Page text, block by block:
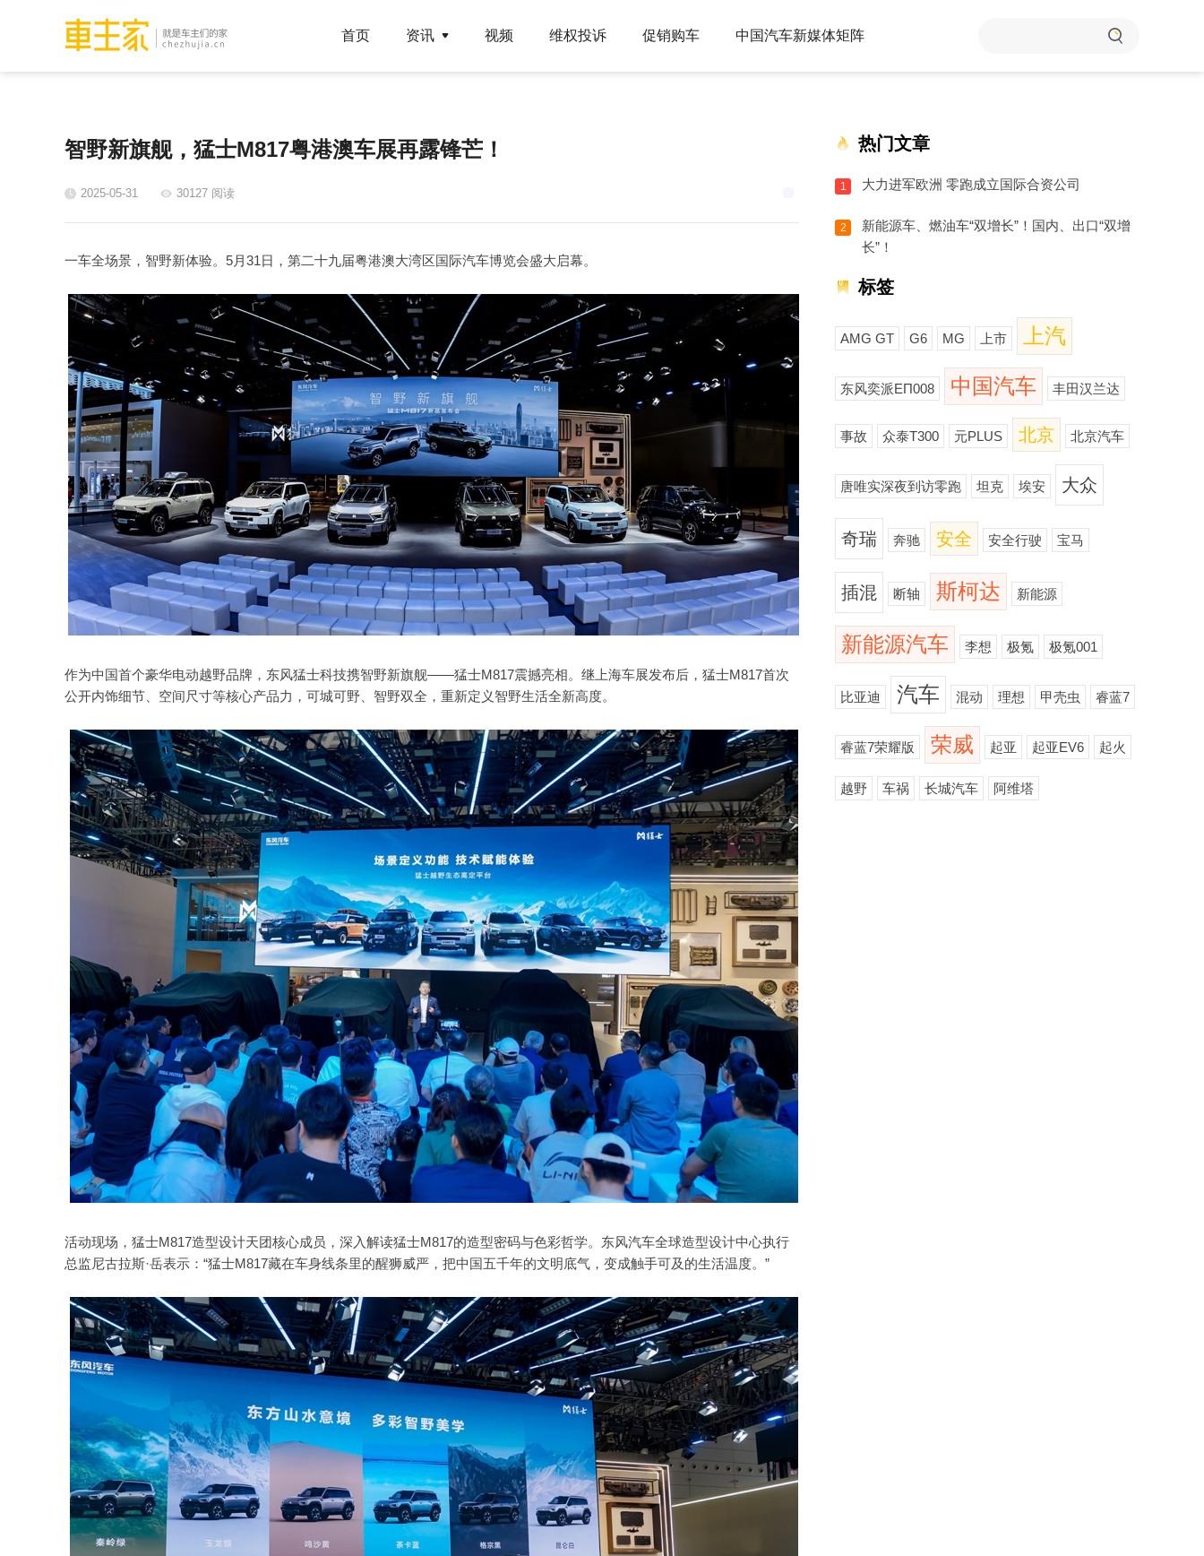
首页 资讯 视频 维权投诉 促销购车 中国汽车新媒体矩阵
智野新旗舰，猛士M817粤港澳车展再露锋芒！
2025-05-31 30127 阅读
一车全场景，智野新体验。5月31日，第二十九届粤港澳大湾区国际汽车博览会盛大启幕。
作为中国首个豪华电动越野品牌，东风猛士科技携智野新旗舰——猛士M817震撼亮相。继上海车展发布后，猛士M817首次
公开内饰细节、空间尺寸等核心产品力，可城可野、智野双全，重新定义智野生活全新高度。
活动现场，猛士M817造型设计天团核心成员，深入解读猛士M817的造型密码与色彩哲学。东风汽车全球造型设计中心执行
总监尼古拉斯·岳表示：“猛士M817藏在车身线条里的醒狮威严，把中国五千年的文明底气，变成触手可及的生活温度。”
热门文章
1 大力进军欧洲 零跑成立国际合资公司
2
新能源车、燃油车“双增长”！国内、出口“双增
长”！
标签
AMG GT G6 MG 上市 上汽
东风奕派EΠ008 中国汽车 丰田汉兰达
事故 众泰T300 元PLUS 北京 北京汽车
唐唯实深夜到访零跑 坦克 埃安 大众
奇瑞 奔驰 安全 安全行驶 宝马
插混 断轴 斯柯达 新能源
新能源汽车 李想 极氪 极氪001
比亚迪 汽车 混动 理想 甲壳虫 睿蓝7
睿蓝7荣耀版 荣威 起亚 起亚EV6 起火
越野 车祸 长城汽车 阿维塔